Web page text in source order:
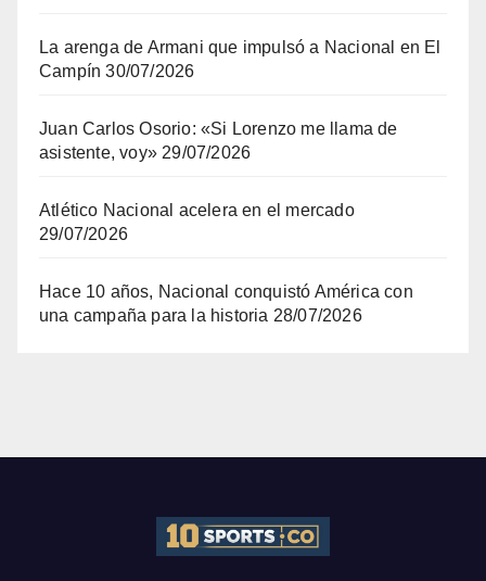
La arenga de Armani que impulsó a Nacional en El
Campín 30/07/2026
Juan Carlos Osorio: «Si Lorenzo me llama de
asistente, voy» 29/07/2026
Atlético Nacional acelera en el mercado
29/07/2026
Hace 10 años, Nacional conquistó América con
una campaña para la historia 28/07/2026